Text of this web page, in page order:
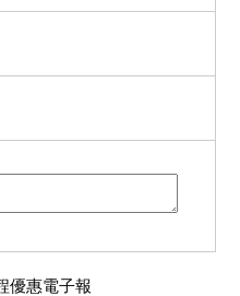
優惠電子報